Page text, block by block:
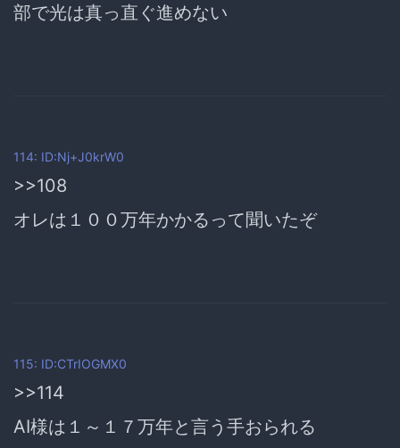
部で光は真っ直ぐ進めない
114: ID:Nj+J0krW0
>>108
オレは１００万年かかるって聞いたぞ
115: ID:CTrIOGMX0
>>114
AI様は１～１７万年と言う手おられる